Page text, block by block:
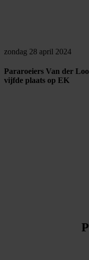
zondag 28 april 2024
Pararoeiers Van der
vijfde plaats op EK